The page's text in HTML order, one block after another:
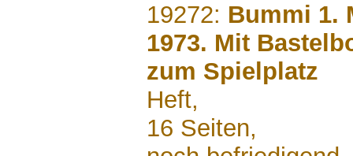
19272: Bummi 1.
1973. Mit
zum Spielplatz
Heft,
16 Seiten,